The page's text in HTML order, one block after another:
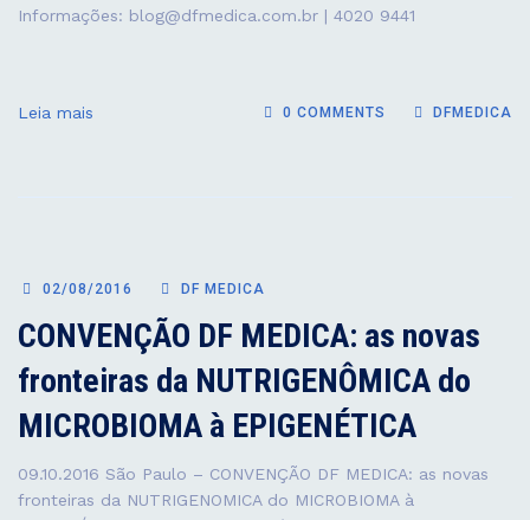
Informações: blog@dfmedica.com.br | 4020 9441 ⠀ ⠀
Leia mais 0 COMMENTS DFMEDICA
02/08/2016 DF MEDICA
CONVENÇÃO DF MEDICA: as novas
fronteiras da NUTRIGENÔMICA do
MICROBIOMA à EPIGENÉTICA
09.10.2016 São Paulo – CONVENÇÃO DF MEDICA: as novas
fronteiras da NUTRIGENOMICA do MICROBIOMA à